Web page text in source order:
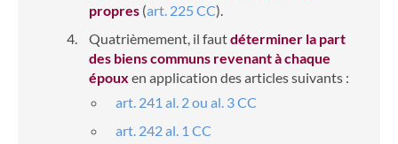
propres (art. 225 CC).
Quatrièmement, il fautdéterminer la part
des biens communs revenant à chaque
époux en application des articles suivants :
art. 241 al. 2 ou al. 3 CC
art. 242 al. 1 CC